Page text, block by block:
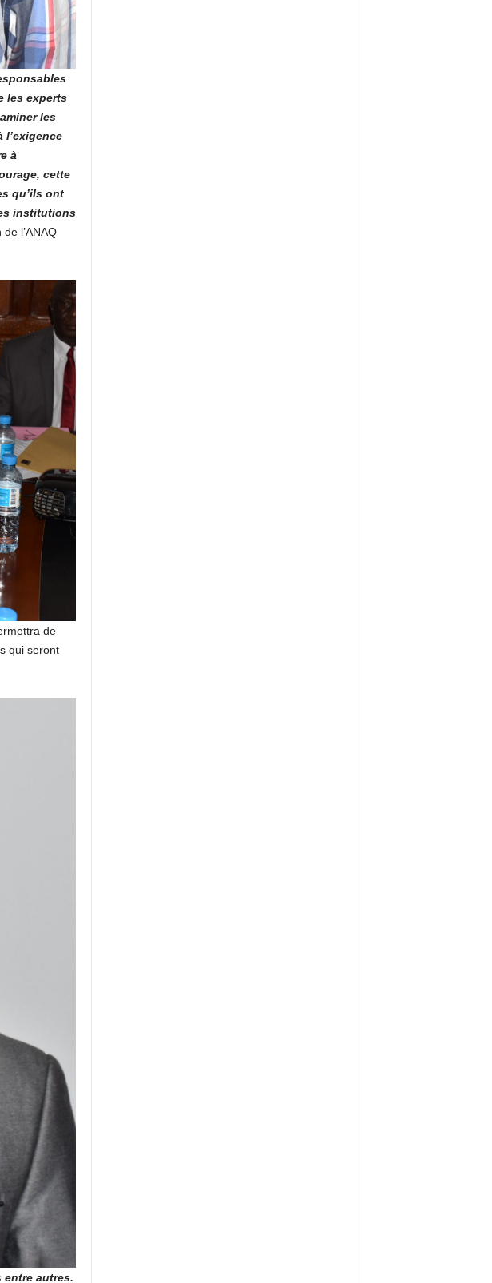
les experts
les
à
cette
qu’ils ont
institutions
l’ANAQ
de
qui seront
entre autres.